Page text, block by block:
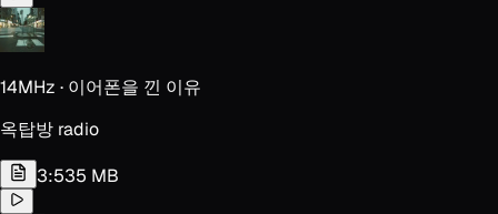
14MHz · 이어폰을 낀 이유
옥탑방 radio
3:535 MB